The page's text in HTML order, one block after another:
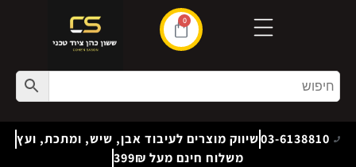
0
03-6138810שיווק מוצרים לעיבוד אבן, שיש, ומתכת, ועץ
משלוח חינם מעל 399₪